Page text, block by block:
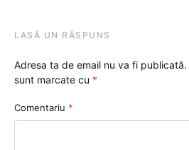
LASĂ UN RĂSPUNS
Adresa ta de email nu va fi publicată.
sunt marcate cu *
Comentariu *